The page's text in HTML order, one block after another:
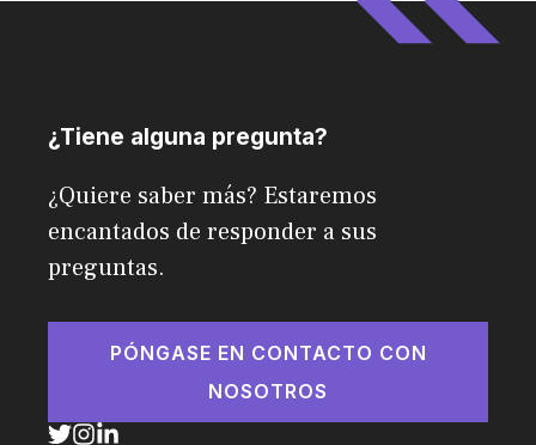
¿Tiene alguna pregunta?
¿Quiere saber más? Estaremos
encantados de responder a sus
preguntas.
PÓNGASE EN CONTACTO CON
NOSOTROS